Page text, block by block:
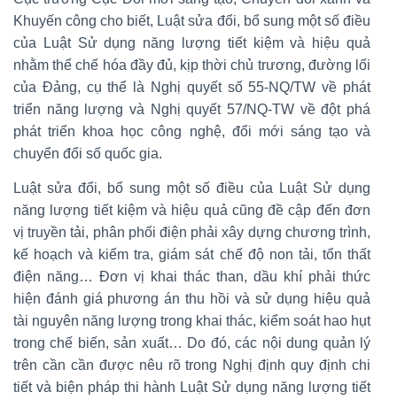
Khuyến công cho biết, Luật sửa đổi, bổ sung một số điều
của Luật Sử dụng năng lượng tiết kiệm và hiệu quả
nhằm thể chế hóa đầy đủ, kịp thời chủ trương, đường lối
của Đảng, cụ thể là Nghị quyết số 55-NQ/TW về phát
triển năng lượng và Nghị quyết 57/NQ-TW về đột phá
phát triển khoa học công nghệ, đổi mới sáng tạo và
chuyển đổi số quốc gia.
Luật sửa đổi, bổ sung một số điều của Luật Sử dụng
năng lượng tiết kiệm và hiệu quả cũng đề cập đến đơn
vị truyền tải, phân phối điện phải xây dựng chương trình,
kế hoạch và kiểm tra, giám sát chế độ non tải, tổn thất
điện năng… Đơn vị khai thác than, dầu khí phải thức
hiện đánh giá phương án thu hồi và sử dụng hiệu quả
tài nguyên năng lượng trong khai thác, kiểm soát hao hụt
trong chế biến, sản xuất… Do đó, các nội dung quản lý
trên cần cần được nêu rõ trong Nghị định quy định chi
tiết và biện pháp thi hành Luật Sử dụng năng lượng tiết